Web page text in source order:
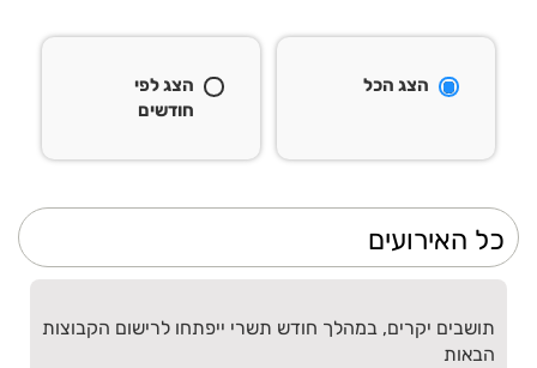
הצג הכל
הצג לפי
חודשים
תושבים יקרים, במהלך חודש תשרי ייפתחו לרישום הקבוצות
הבאות